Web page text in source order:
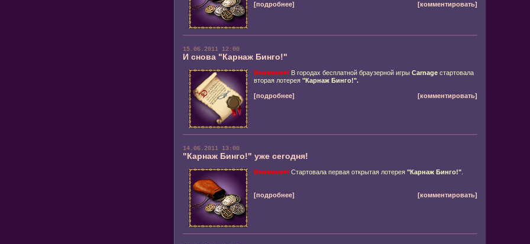
[подробнее] [комментировать]
15.06.2011 12:00
И снова "Карнаж Бинго!"
Внимание! В городах бесплатной браузерной игры Carnageстартовала
вторая лотерея "Карнаж Бинго!".
[подробнее] [комментировать]
14.06.2011 13:00
"Карнаж Бинго!" уже сегодня!
Внимание! Стартовала первая открытая лотерея "Карнаж Бинго!".
[подробнее] [комментировать]